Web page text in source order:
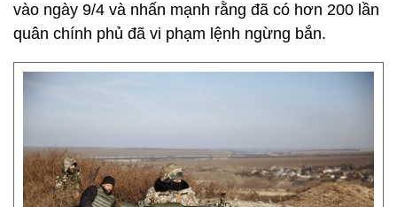
vào ngày 9/4 và nhấn mạnh rằng đã có hơn 200 lần
quân chính phủ đã vi phạm lệnh ngừng bắn.